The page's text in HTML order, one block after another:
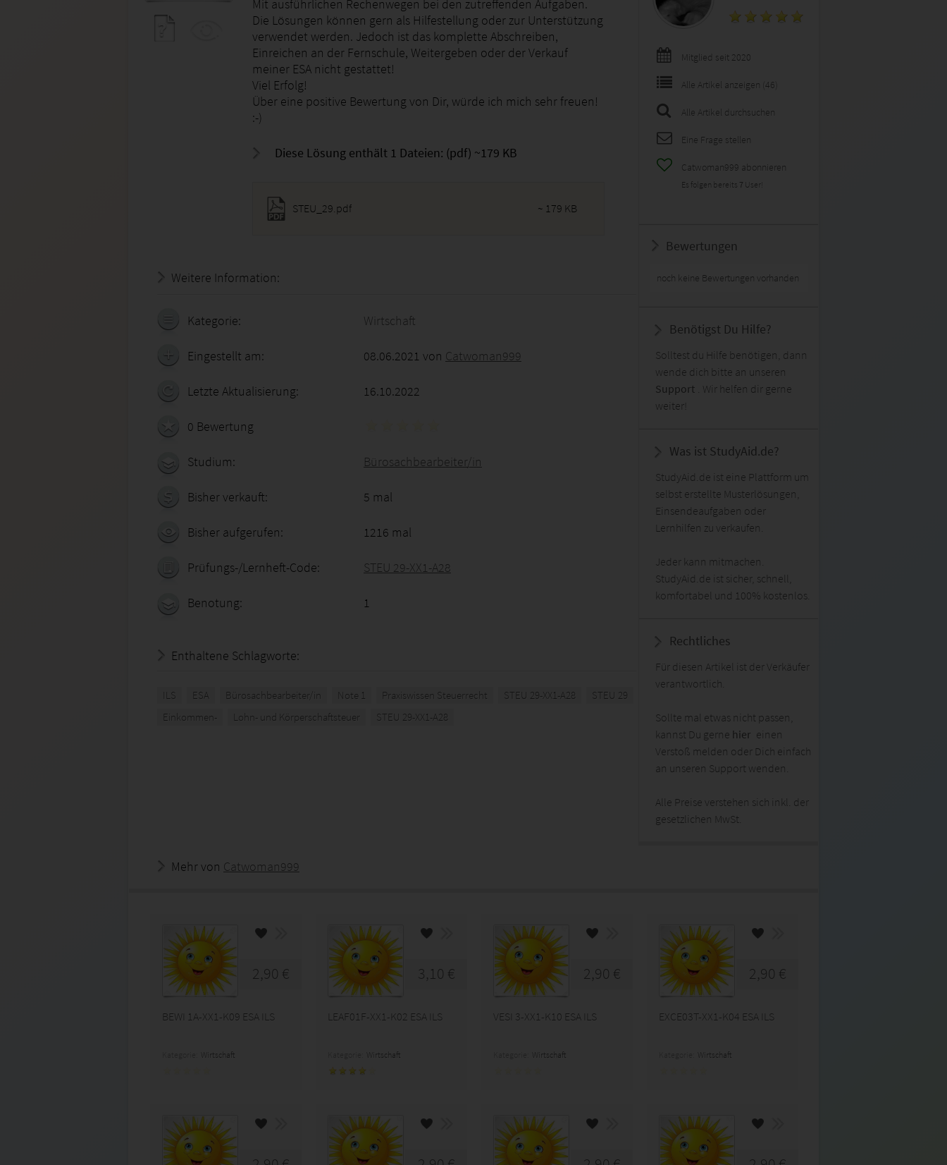
Mit ausführlichen Rechenwegen bei den zutreffenden Aufgaben.
Die Lösungen können gern als Hilfestellung oder zur Unterstützung
verwendet werden. Jedoch ist das komplette Abschreiben,
Einreichen an der Fernschule, Weitergeben oder der Verkauf
meiner ESA nicht gestattet!
Viel Erfolg!
Über eine positive Bewertung von Dir, würde ich mich sehr freuen!
:-)
Diese Lösung enthält 1 Dateien: (pdf) ~179 KB
STEU_29.pdf ~ 179 KB
Weitere Information:
Kategorie: Wirtschaft
Eingestellt am: 08.06.2021 von Catwoman999
Letzte Aktualisierung: 16.10.2022
0 Bewertung
Studium: Bürosachbearbeiter/in
Bisher verkauft: 5 mal
Bisher aufgerufen: 1216 mal
Prüfungs-/Lernheft-Code: STEU 29-XX1-A28
Benotung: 1
Enthaltene Schlagworte:
ILS ESA Bürosachbearbeiter/in Note 1 Praxiswissen Steuerrecht STEU 29-XX1-A28
STEU 29
Einkommen-
Lohn- und Körperschaftsteuer STEU 29-XX1-A28
Mitglied seit 2020
Alle Artikel anzeigen (46)
Alle Artikel durchsuchen
Eine Frage stellen
Catwoman999 abonnieren
Es folgen bereits 7 User!
Bewertungen
noch keine Bewertungen vorhanden
Benötigst Du Hilfe?
Solltest du Hilfe benötigen, dann
wende dich bitte an unseren
Support . Wir helfen dir gerne
weiter!
Was ist StudyAid.de?
StudyAid.de ist eine Plattform um
selbst erstellte Musterlösungen,
Einsendeaufgaben oder
Lernhilfen zu verkaufen.
Jeder kann mitmachen.
StudyAid.de ist sicher, schnell,
komfortabel und 100% kostenlos.
Rechtliches
Für diesen Artikel ist der Verkäufer
verantwortlich.
Sollte mal etwas nicht passen,
kannst Du gerne hier einen
Verstoß melden oder Dich einfach
an unseren Support wenden.
Alle Preise verstehen sich inkl. der
gesetzlichen MwSt.
Mehr von Catwoman999
2,90 €
BEWI 1A-XX1-K09 ESA ILS
Wirtschaft
3,10 €
LEAF01F-XX1-K02 ESA ILS
Wirtschaft
2,90 €
VESI 3-XX1-K10 ESA ILS
Wirtschaft
2,90 €
EXCE03T-XX1-K04 ESA ILS
Wirtschaft